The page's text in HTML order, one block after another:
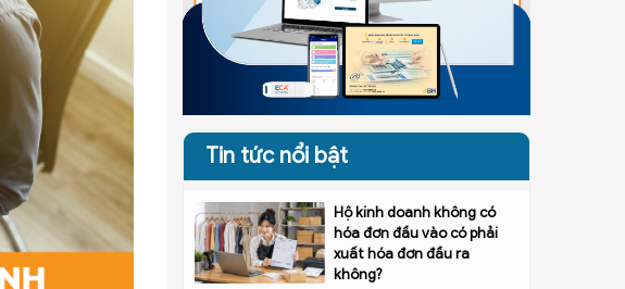
Tin tức nổi bật
Hộ kinh doanh không có
hóa đơn đầu vào có phải
xuất hóa đơn đầu ra
không?